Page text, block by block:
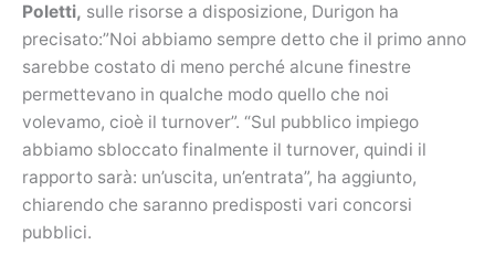
Poletti, sulle risorse a disposizione, Durigon ha
precisato:”Noi abbiamo sempre detto che il primo anno
sarebbe costato di meno perché alcune finestre
permettevano in qualche modo quello che noi
volevamo, cioè il turnover”. “Sul pubblico impiego
abbiamo sbloccato finalmente il turnover, quindi il
rapporto sarà: un’uscita, un’entrata”, ha aggiunto,
chiarendo che saranno predisposti vari concorsi
pubblici.